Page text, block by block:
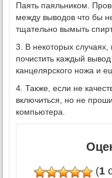
Паять паяльником.
между выводов что бы
тщательно вымыть
3. В некоторых случаях,
почистить каждый
канцелярского ножа и
4. Также, если не
включиться, но не
компьютера.
(1